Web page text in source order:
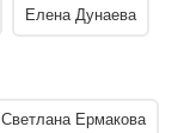
Елена Дунаева
Светлана Ермакова